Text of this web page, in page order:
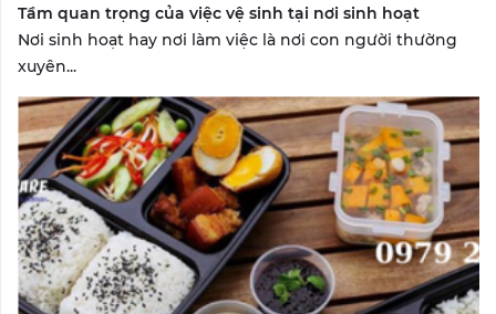
Tầm quan trọng của việc vệ sinh tại nơi sinh hoạt
Nơi sinh hoạt hay nơi làm việc là nơi con người thường
xuyên...